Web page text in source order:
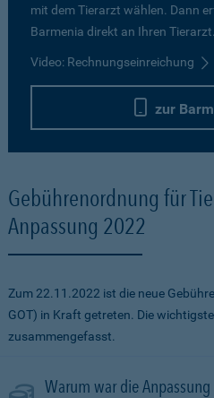
mit dem Tierarzt wählen. Dann
Barmenia direkt an Ihren Tierarzt.
Video: Rechnungseinreichung
zur
Gebührenordnung für
Anpassung 2022
Zum 22.11.2022 ist die neue
GOT) in Kraft getreten. Die
zusammengefasst.
Warum war die